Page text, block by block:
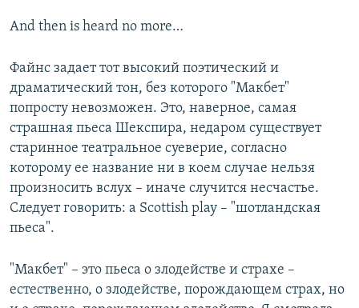
And then is heard no more…
Файнс задает тот высокий поэтический и
драматический тон, без которого "Макбет"
попросту невозможен. Это, наверное, самая
страшная пьеса Шекспира, недаром существует
старинное театральное суеверие, согласно
которому ее название ни в коем случае нельзя
произносить вслух – иначе случится несчастье.
Следует говорить: a Scottish play – "шотландская
пьеса".
"Макбет" – это пьеса о злодействе и страхе –
естественно, о злодействе, порождающем страх, но